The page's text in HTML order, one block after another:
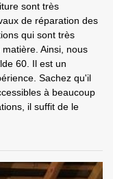
sont très
de réparation des
qui sont très
Ainsi, nous
60. Il est un
Sachez qu'il
à beaucoup
il suffit de le